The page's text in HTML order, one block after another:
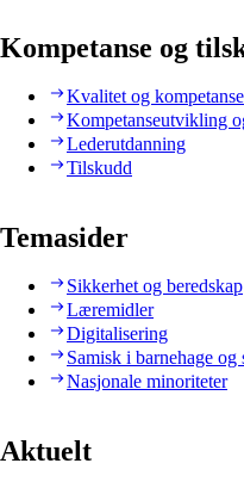
Kompetanse og
Kvalitet og kompetanse
Kompetanseutvikling
Lederutdanning
Tilskudd
Temasider
Sikkerhet og beredskap
Læremidler
Digitalisering
Samisk i barnehage og
Nasjonale minoriteter
Aktuelt